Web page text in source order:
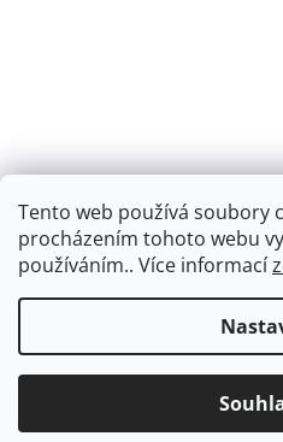
Tento web používá soubory
procházením tohoto webu
používáním.. Více informací
Dárek k objednávce nad 2000Kč.
Montáž podlahového topení -